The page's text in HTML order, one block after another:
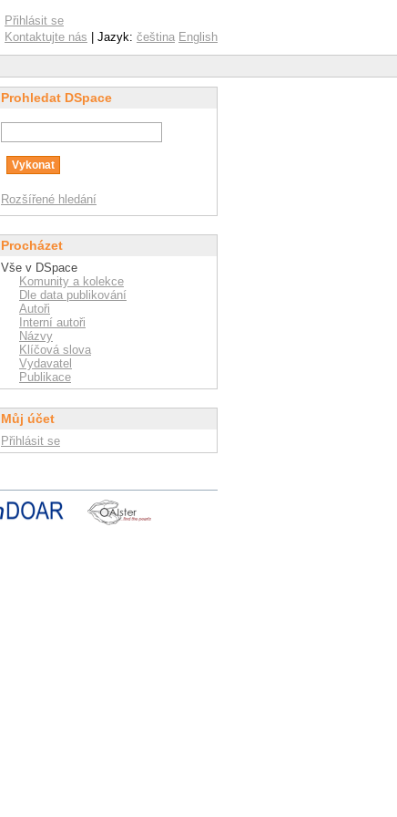
Přihlásit se
Kontaktujte nás | Jazyk: čeština English
Prohledat DSpace
Rozšířené hledání
Procházet
Vše v DSpace
Komunity a kolekce
Dle data publikování
Autoři
Interní autoři
Názvy
Klíčová slova
Vydavatel
Publikace
Můj účet
Přihlásit se